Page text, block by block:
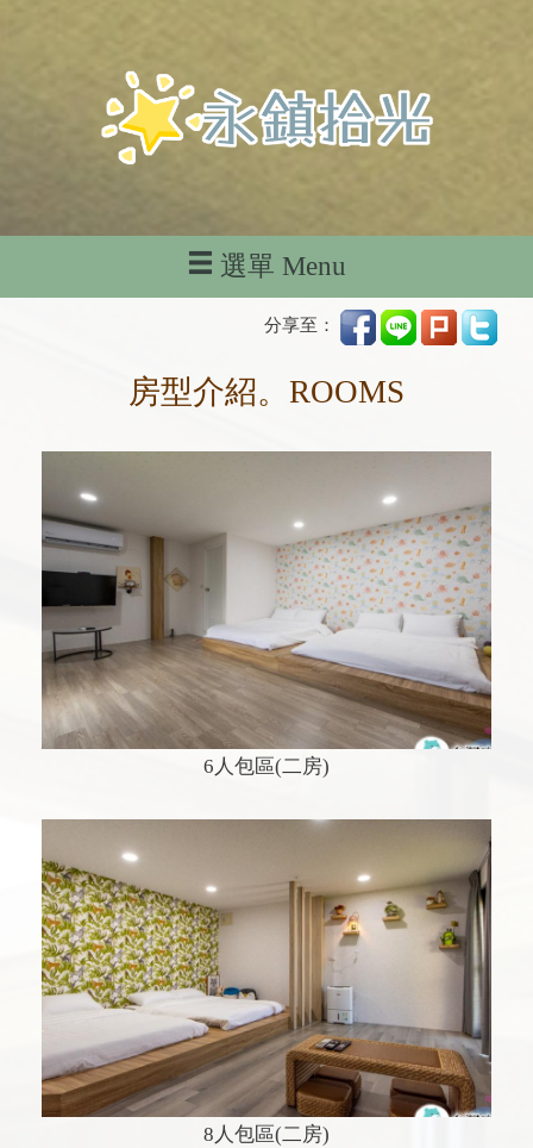
選單 Menu
分享至：
房型介紹。ROOMS
6人包區(二房)
8人包區(二房)